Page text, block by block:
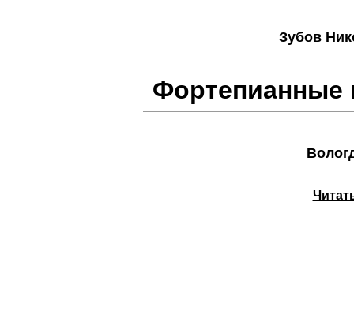
Зубов
Фортепианные